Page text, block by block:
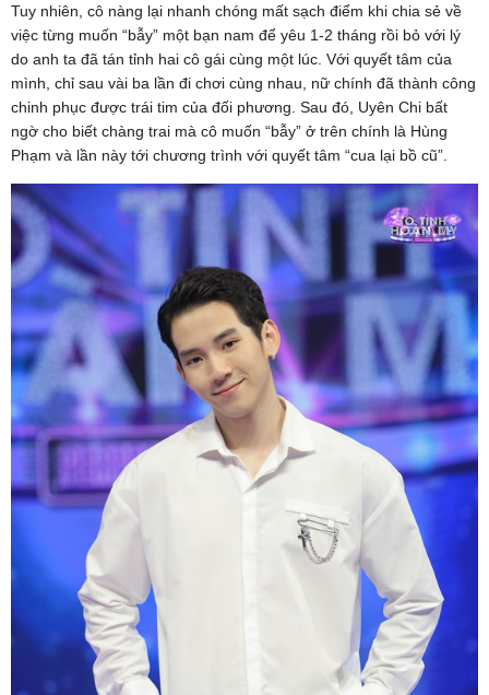
Tuy nhiên, cô nàng lại nhanh chóng mất sạch điểm khi chia sẻ về
việc từng muốn “bẫy” một bạn nam để yêu 1-2 tháng rồi bỏ với lý
do anh ta đã tán tỉnh hai cô gái cùng một lúc. Với quyết tâm của
mình, chỉ sau vài ba lần đi chơi cùng nhau, nữ chính đã thành công
chinh phục được trái tim của đối phương. Sau đó, Uyên Chi bất
ngờ cho biết chàng trai mà cô muốn “bẫy” ở trên chính là Hùng
Phạm và lần này tới chương trình với quyết tâm “cua lại bồ cũ”.